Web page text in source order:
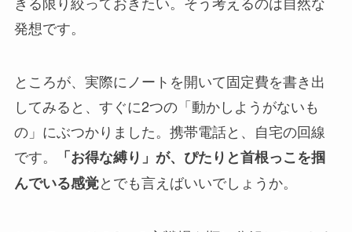
発想です。
ところが、実際にノートを開いて固定費を書き出
してみると、すぐに2つの「動かしようがないも
の」にぶつかりました。携帯電話と、自宅の回線
です。
「お得な縛り」が、ぴたりと首根っこを掴
んでいる感覚とでも言えばいいでしょうか。